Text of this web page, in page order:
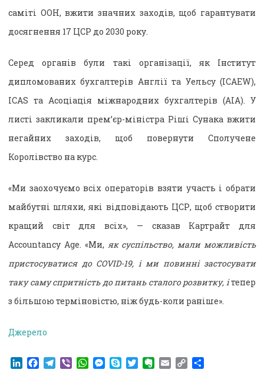
саміті ООН, вжити значних заходів, щоб гарантувати
досягнення 17 ЦСР до 2030 року.
Серед органів були такі організації, як Інститут
дипломованих бухгалтерів Англії та Уельсу (ICAEW),
ICAS та Асоціація міжнародних бухгалтерів (AIA). У
листі закликали прем’єр-міністра Ріші Сунака вжити
негайних заходів, щоб повернути Сполучене
Королівство на курс.
«Ми заохочуємо всіх операторів взяти участь і обрати
майбутні шляхи, які відповідають ЦСР, щоб створити
кращий світ для всіх», — сказав Картрайт для
Accountancy Age. «Ми, як суспільство, мали можливість
пристосуватися до COVID-19, і ми повинні застосувати
таку саму спритність до питань сталого розвитку, ітепер
з більшою терміновістю, ніж будь-коли раніше».
Джерело
LinkedIn
Facebook
Telegram
ViberWhatsApp
Messenger
SkypeTwitterEvernote
EmailCopy